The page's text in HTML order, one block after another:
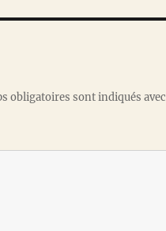
obligatoires sont indiqués avec